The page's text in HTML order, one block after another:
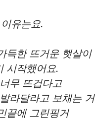
유는요.
득한 뜨거운 햇살이
시작했어요.
무 뜨겁다고
라달라고 보채는 거
끝에 그린핑거